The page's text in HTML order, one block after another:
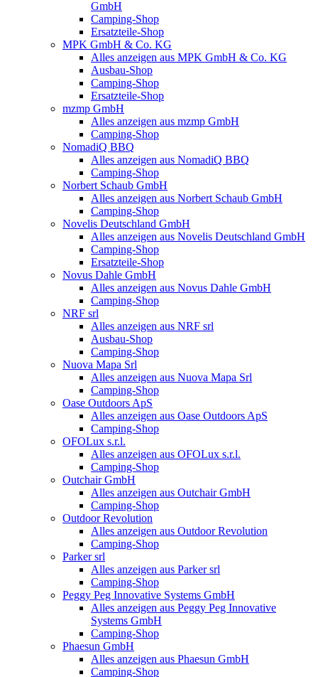
GmbH
Camping-Shop
Ersatzteile-Shop
MPK GmbH & Co. KG
Alles anzeigen aus MPK GmbH & Co. KG
Ausbau-Shop
Camping-Shop
Ersatzteile-Shop
mzmp GmbH
Alles anzeigen aus mzmp GmbH
Camping-Shop
NomadiQ BBQ
Alles anzeigen aus NomadiQ BBQ
Camping-Shop
Norbert Schaub GmbH
Alles anzeigen aus Norbert Schaub GmbH
Camping-Shop
Novelis Deutschland GmbH
Alles anzeigen aus Novelis Deutschland GmbH
Camping-Shop
Ersatzteile-Shop
Novus Dahle GmbH
Alles anzeigen aus Novus Dahle GmbH
Camping-Shop
NRF srl
Alles anzeigen aus NRF srl
Ausbau-Shop
Camping-Shop
Nuova Mapa Srl
Alles anzeigen aus Nuova Mapa Srl
Camping-Shop
Oase Outdoors ApS
Alles anzeigen aus Oase Outdoors ApS
Camping-Shop
OFOLux s.r.l.
Alles anzeigen aus OFOLux s.r.l.
Camping-Shop
Outchair GmbH
Alles anzeigen aus Outchair GmbH
Camping-Shop
Outdoor Revolution
Alles anzeigen aus Outdoor Revolution
Camping-Shop
Parker srl
Alles anzeigen aus Parker srl
Camping-Shop
Peggy Peg Innovative Systems GmbH
Alles anzeigen aus Peggy Peg Innovative
Systems GmbH
Camping-Shop
Phaesun GmbH
Alles anzeigen aus Phaesun GmbH
Camping-Shop